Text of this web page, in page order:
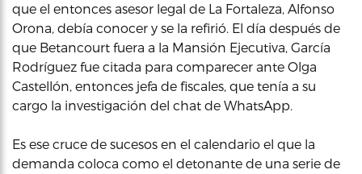
que el entonces asesor legal de La Fortaleza, Alfonso
Orona, debía conocer y se la refirió. El día después de
que Betancourt fuera a la Mansión Ejecutiva, García
Rodríguez fue citada para comparecer ante Olga
Castellón, entonces jefa de fiscales, que tenía a su
cargo la investigación del chat de WhatsApp.
Es ese cruce de sucesos en el calendario el que la
demanda coloca como el detonante de una serie de